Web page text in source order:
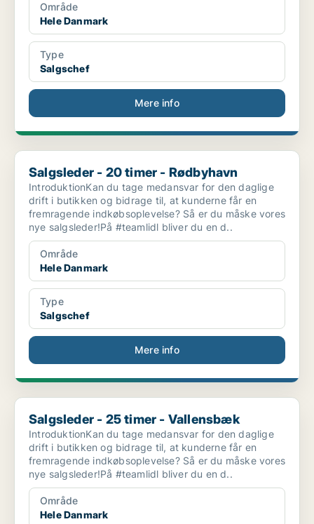
Område
Hele Danmark
Type
Salgschef
Mere info
Salgsleder - 20 timer - Rødbyhavn
Salgsleder - 20 timer - Rødbyhavn
IntroduktionKan du tage medansvar for den daglige
drift i butikken og bidrage til, at kunderne får en
fremragende indkøbsoplevelse? Så er du måske vores
nye salgsleder!På #teamlidl bliver du en d..
Område
Hele Danmark
Type
Salgschef
Mere info
Salgsleder - 25 timer - Vallensbæk
Salgsleder - 25 timer - Vallensbæk
IntroduktionKan du tage medansvar for den daglige
drift i butikken og bidrage til, at kunderne får en
fremragende indkøbsoplevelse? Så er du måske vores
nye salgsleder!På #teamlidl bliver du en d..
Område
Hele Danmark